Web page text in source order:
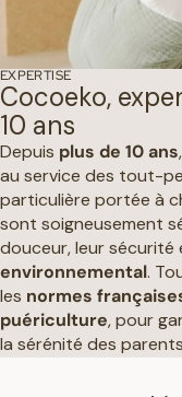
EXPERTISE
Cocoeko,
10 ans
Depuis plus de 10 ans
au service des tout-
particulière portée à
sont soigneusement
douceur, leur sécurité
environnemental.
les normes
puériculture, pour
la sérénité des